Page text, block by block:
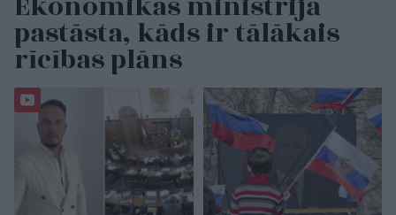
pastāsta, kāds ir tālākais
rīcības plāns